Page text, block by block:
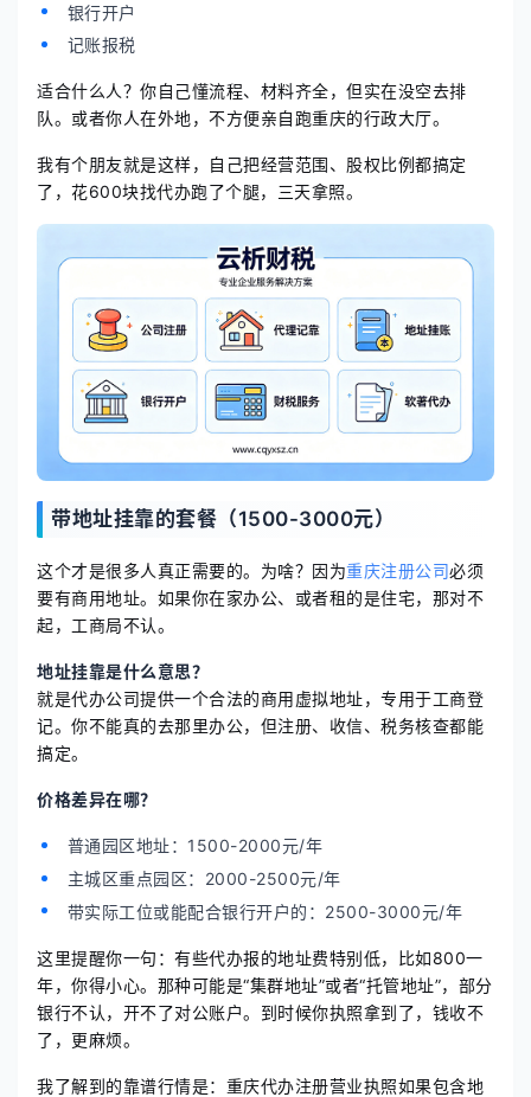
银行开户
记账报税
适合什么人？你自己懂流程、材料齐全，但实在没空去排
队。或者你人在外地，不方便亲自跑重庆的行政大厅。
我有个朋友就是这样，自己把经营范围、股权比例都搞定
了，花600块找代办跑了个腿，三天拿照。
带地址挂靠的套餐（1500-3000元）
这个才是很多人真正需要的。为啥？因为重庆注册公司必须
要有商用地址。如果你在家办公、或者租的是住宅，那对不
起，工商局不认。
地址挂靠是什么意思？
就是代办公司提供一个合法的商用虚拟地址，专用于工商登
记。你不能真的去那里办公，但注册、收信、税务核查都能
搞定。
价格差异在哪？
普通园区地址：1500-2000元/年
主城区重点园区：2000-2500元/年
带实际工位或能配合银行开户的：2500-3000元/年
这里提醒你一句：有些代办报的地址费特别低，比如800一
年，你得小心。那种可能是“集群地址”或者“托管地址”，部分
银行不认，开不了对公账户。到时候你执照拿到了，钱收不
了，更麻烦。
我了解到的靠谱行情是：重庆代办注册营业执照如果包含地